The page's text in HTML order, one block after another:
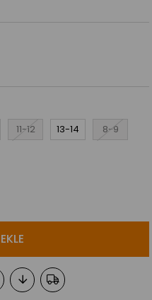
11-12 13-14
8-9